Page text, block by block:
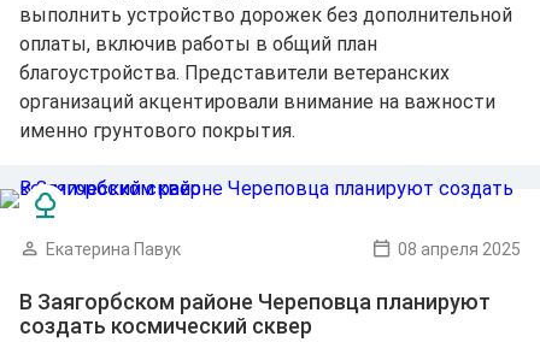
выполнить устройство дорожек без дополнительной
оплаты, включив работы в общий план
благоустройства. Представители ветеранских
организаций акцентировали внимание на важности
именно грунтового покрытия.
Екатерина Павук 08 апреля 2025
В Заягорбском районе Череповца планируют
создать космический сквер